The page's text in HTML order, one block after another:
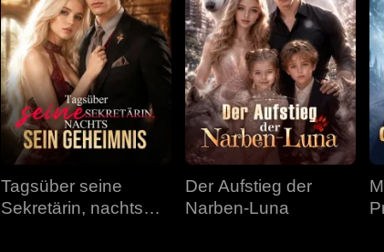
Tagsüber seine
Sekretärin, nachts
Der Aufstieg der
Narben-Luna